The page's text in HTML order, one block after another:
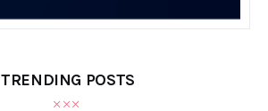
TRENDING POSTS